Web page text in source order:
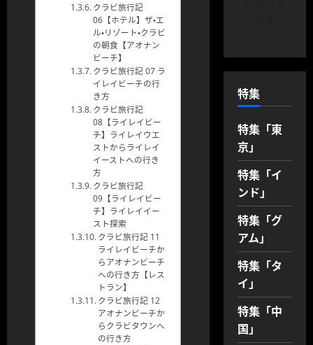
クラビ旅行記
06【ホテル】ザ・エ
ル・リゾート・クラビ
の朝食【アオナン
ビーチ】
クラビ旅行記 07 ラ
イレイビーチの行
き方
クラビ旅行記
08【ライレイビー
チ】ライレイウエ
ストからライレイ
イーストへの行き
方
クラビ旅行記
09【ライレイビー
チ】ライレイイー
スト探索
クラビ旅行記 11
ライレイビーチか
らアオナンビーチ
への行き方【レス
トラン】
クラビ旅行記 12
アオナンビーチか
らクラビタウンへ
の行き方
特集
特集「東
京」
特集「イ
ンド」
特集「グ
アム」
特集「タ
イ」
特集「中
国」